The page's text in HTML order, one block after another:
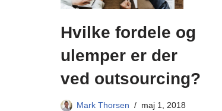
Hvilke fordele og
ulemper er der
ved outsourcing?
Mark Thorsen maj 1, 2018